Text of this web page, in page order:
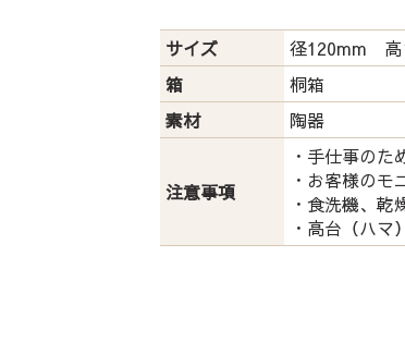
サイズ
径120mm 高
箱
桐箱
素材
陶器
注意事項
・手仕事のた
・お客様のモ
・食洗機、乾
・高台（ハ